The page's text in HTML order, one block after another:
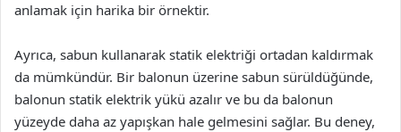
anlamak için harika bir örnektir.
Ayrıca, sabun kullanarak statik elektriği ortadan kaldırmak
da mümkündür. Bir balonun üzerine sabun sürüldüğünde,
balonun statik elektrik yükü azalır ve bu da balonun
yüzeyde daha az yapışkan hale gelmesini sağlar. Bu deney,